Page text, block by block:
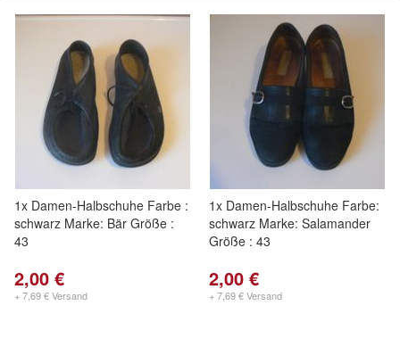
1x Damen-Halbschuhe Farbe :
schwarz Marke: Bär Größe :
43
2,00 €
+ 7,69 € Versand
1x Damen-Halbschuhe Farbe:
schwarz Marke: Salamander
Größe : 43
2,00 €
+ 7,69 € Versand